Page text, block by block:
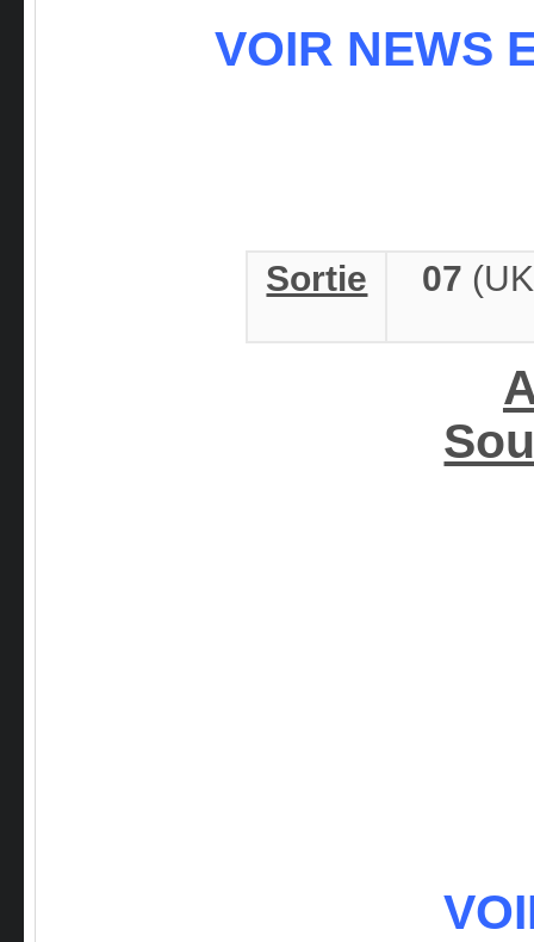
VOIR NEWS
Sortie 07